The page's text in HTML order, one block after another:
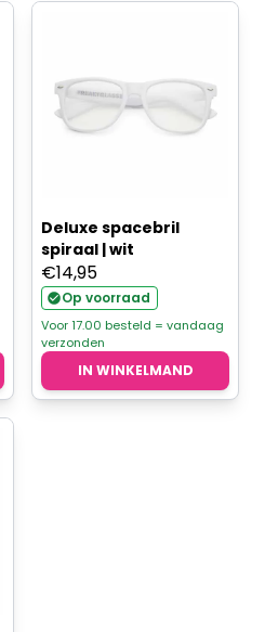
Deluxe spacebril
spiraal | wit
€14,95
Op voorraad
Voor 17.00 besteld = vandaag
verzonden
IN WINKELMAND